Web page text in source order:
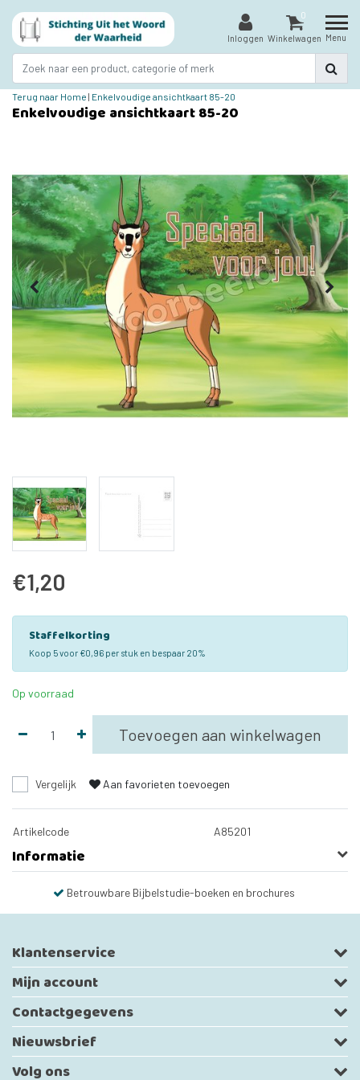
Inloggen
0
Winkelwagen Menu
Terug naar Home | Enkelvoudige ansichtkaart 85-20
Enkelvoudige ansichtkaart 85-20
€1,20
Staffelkorting
Koop 5 voor €0,96 per stuk en bespaar 20%
Op voorraad
Toevoegen aan winkelwagen
Vergelijk Aan favorieten toevoegen
Artikelcode A85201
Informatie
Betrouwbare Bijbelstudie-boeken en brochures
Klantenservice
Mijn account
Contactgegevens
Nieuwsbrief
Volg ons